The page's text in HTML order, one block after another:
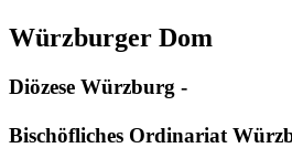
Würzburger Dom
Diözese Würzburg -
Bischöfliches Ordinariat